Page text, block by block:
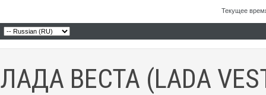
Текущее
ЛАДА ВЕСТА (LADA